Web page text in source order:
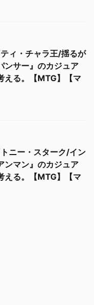
ィ・チャラ王/揺るが
ンサー』のカジュア
える。【MTG】【マ
ニー・スターク/イン
ンマン』のカジュア
える。【MTG】【マ